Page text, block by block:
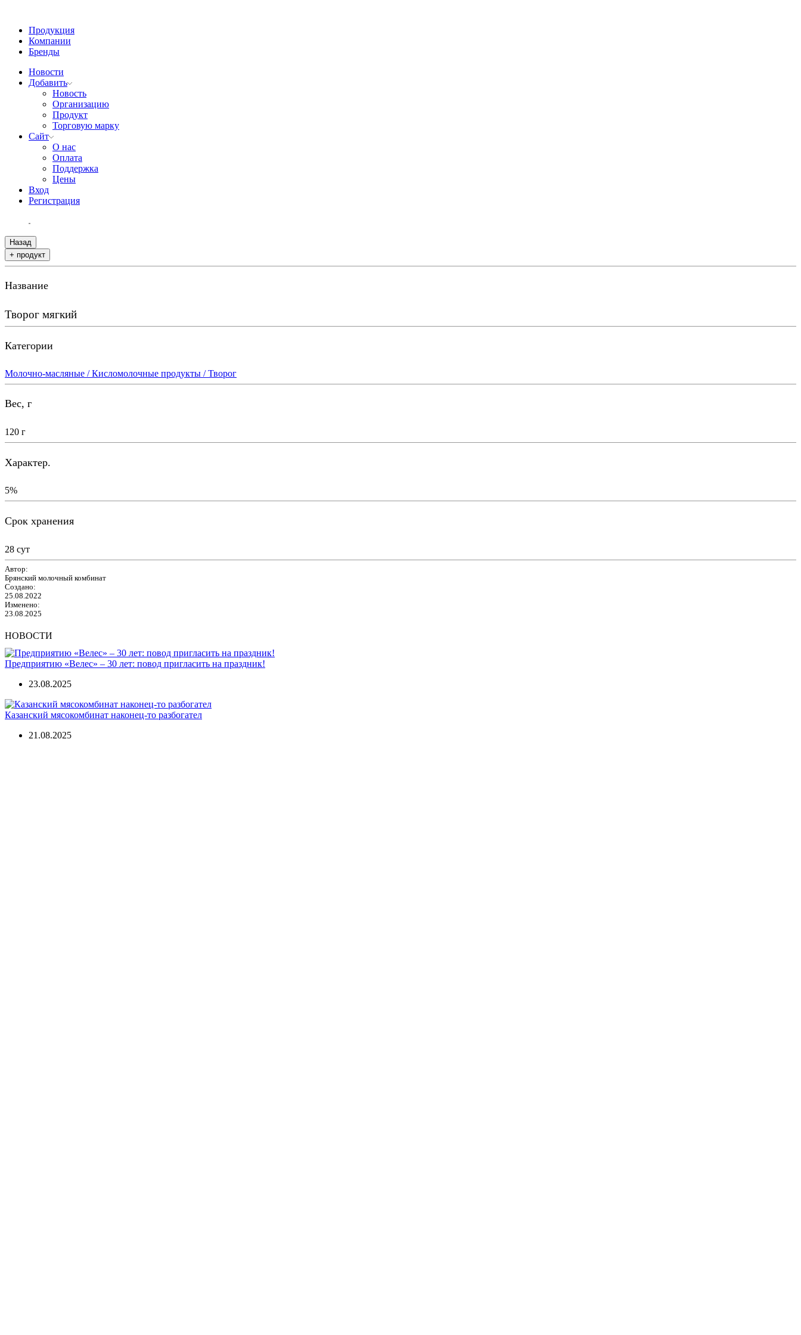
Продукция
Компании
Бренды
Новости
Добавить
Новость
Организацию
Продукт
Торговую марку
Сайт
О нас
Оплата
Поддержка
Цены
Вход
Регистрация
Назад
+ продукт
Название
Творог мягкий
Категории
Молочно-масляные / Кисломолочные продукты / Творог
Вес, г
120 г
Характер.
5%
Срок хранения
28 сут
Автор:
Брянский молочный комбинат
Создано:
25.08.2022
Изменено:
23.08.2025
НОВОСТИ
Предприятию «Велес» – 30 лет: повод пригласить на праздник!
23.08.2025
Казанский мясокомбинат наконец-то разбогател
21.08.2025